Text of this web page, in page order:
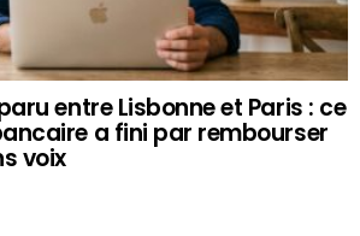
entre Lisbonne et Paris : ce
a fini par rembourser
voix